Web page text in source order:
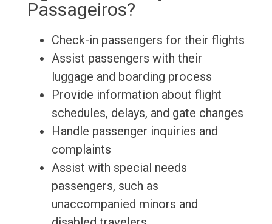
Passageiros?
Check-in passengers for their flights
Assist passengers with their
luggage and boarding process
Provide information about flight
schedules, delays, and gate changes
Handle passenger inquiries and
complaints
Assist with special needs
passengers, such as
unaccompanied minors and